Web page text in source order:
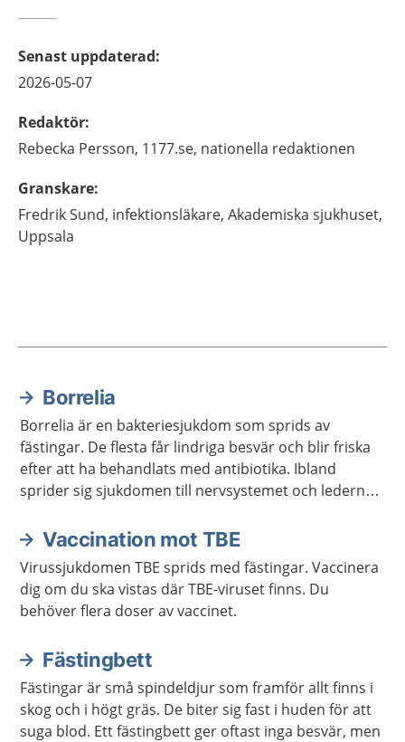
Senast uppdaterad:
2026-05-07
Redaktör:
Rebecka Persson, 1177.se, nationella redaktionen
Granskare:
FredrikSund, infektionsläkare, Akademiska sjukhuset,
Uppsala
Aktuella artiklar
Borrelia
Borrelia är en bakteriesjukdom som sprids av
fästingar. De flesta får lindriga besvär och blir friska
efter att ha behandlats med antibiotika. Ibland
sprider sig sjukdomen till nervsystemet och lederna,
Vaccination mot TBE
Virussjukdomen TBE sprids med fästingar. Vaccinera
dig om du ska vistas där TBE-viruset finns. Du
behöver flera doser av vaccinet.
Fästingbett
Fästingar är små spindeldjur som framför allt finns i
skog och i högt gräs. De biter sig fast i huden för att
suga blod. Ett fästingbett ger oftast inga besvär, men